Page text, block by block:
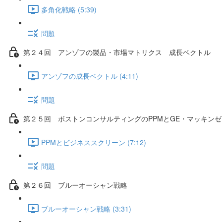
多角化戦略 (5:39)
問題
第２４回 アンゾフの製品・市場マトリクス 成長ベクトル
アンゾフの成長ベクトル (4:11)
問題
第２５回 ボストンコンサルティングのPPMとGE・マッキン
PPMとビジネススクリーン (7:12)
問題
第２６回 ブルーオーシャン戦略
ブルーオーシャン戦略 (3:31)